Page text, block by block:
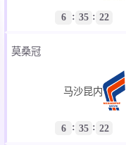
6 : 35 : 22
莫桑冠
马沙昆内
6 : 35 : 22